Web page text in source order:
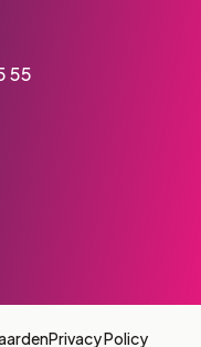
55
Privacy Policy